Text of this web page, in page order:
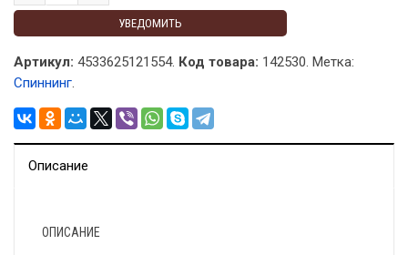
УВЕДОМИТЬ
Артикул: 4533625121554. Код товара: 142530. Метка:
Спиннинг.
Описание
ОПИСАНИЕ